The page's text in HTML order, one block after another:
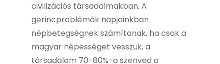
civilizációs társadalmakban. A
gerincproblémák napjainkban
népbetegségnek számítanak, ha csak a
magyar népességet vesszük, a
társadalom 70-80%-a szenved a